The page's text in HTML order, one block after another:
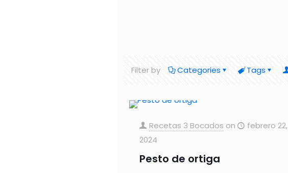
Filter by Categories Tags
Recetas 3 Bocados on
febrero 22,
2024
Pesto de ortiga